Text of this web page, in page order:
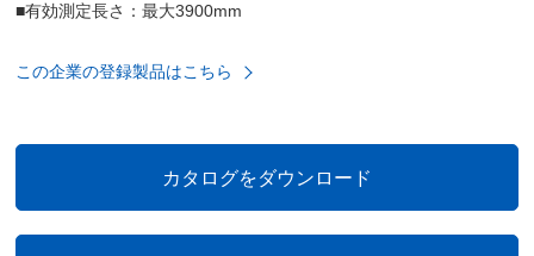
■有効測定長さ：最大3900mm
この企業の登録製品はこちら